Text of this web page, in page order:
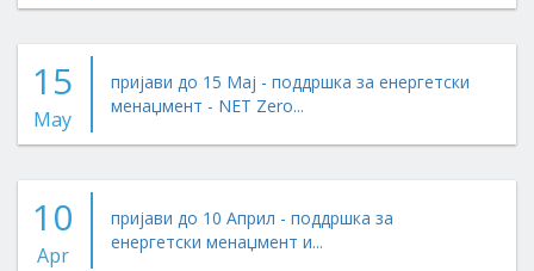
15
May
пријави до 15 Мај - поддршка за енергетски
менаџмент - NET Zero...
10
Apr
пријави до 10 Април - поддршка за
енергетски менаџмент и...